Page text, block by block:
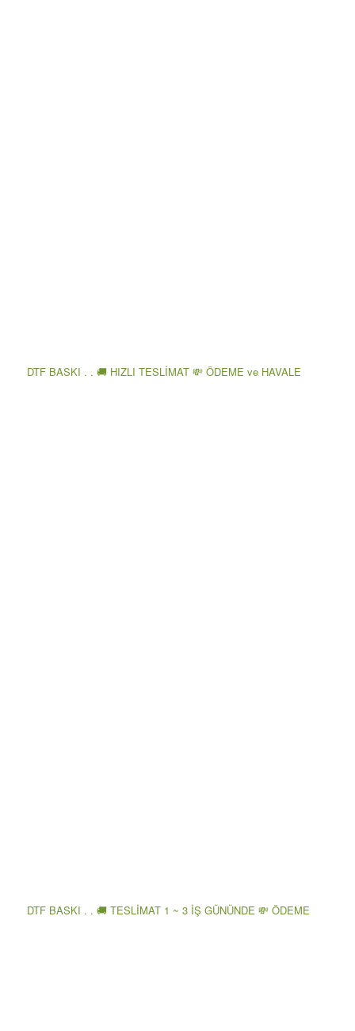
DTF BASKI . . 🚚 HIZLI TESLİMAT 💸 ÖDEME ve HAVALE
DTF BASKI . . 🚚 TESLİMAT 1 ~ 3 İŞ GÜNÜNDE 💸 ÖDEME